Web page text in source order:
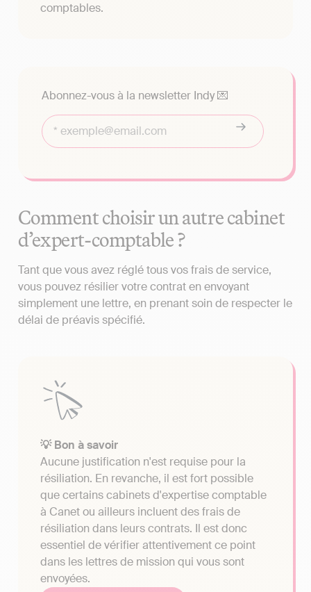
comptables.
Abonnez-vous à la newsletter Indy 💌
Comment choisir un autre cabinet
d’expert-comptable ?
Tant que vous avez réglé tous vos frais de service,
vous pouvez résilier votre contrat en envoyant
simplement une lettre, en prenant soin de respecter le
délai de préavis spécifié.
💡 Bon à savoir
Aucune justification n'est requise pour la
résiliation. En revanche, il est fort possible
que certains cabinets d'expertise comptable
à Canet ou ailleurs incluent des frais de
résiliation dans leurs contrats. Il est donc
essentiel de vérifier attentivement ce point
dans les lettres de mission qui vous sont
envoyées.